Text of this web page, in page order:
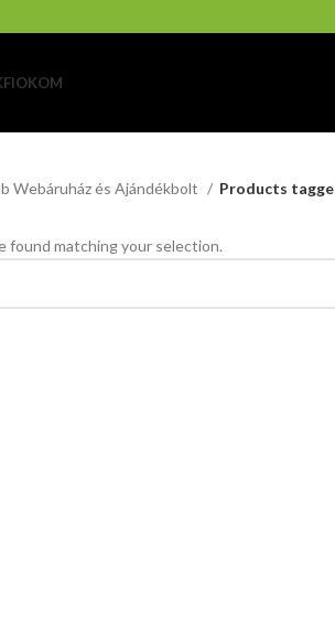
FIOKOM
Webáruház és Ajándékbolt Products
found matching your selection.